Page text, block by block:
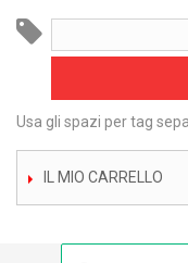
Usa gli spazi per tag
IL MIO CARRELLO